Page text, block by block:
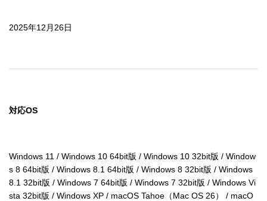
2025年12月26日
対応OS
Windows 11 / Windows 10 64bit版 / Windows 10 32bit版 / Window
s 8 64bit版 / Windows 8.1 64bit版 / Windows 8 32bit版 / Windows
8.1 32bit版 / Windows 7 64bit版 / Windows 7 32bit版 / Windows Vi
sta 32bit版 / Windows XP / macOS Tahoe（Mac OS 26） / macO